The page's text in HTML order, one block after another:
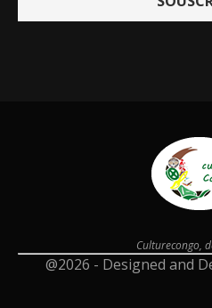
Culturecongo,
@2026 - Designed and